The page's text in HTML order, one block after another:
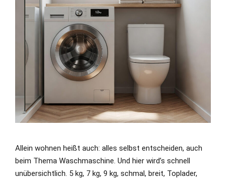
Allein wohnen heißt auch: alles selbst entscheiden, auch
beim Thema Waschmaschine. Und hier wird’s schnell
unübersichtlich. 5 kg, 7 kg, 9 kg, schmal, breit, Toplader,